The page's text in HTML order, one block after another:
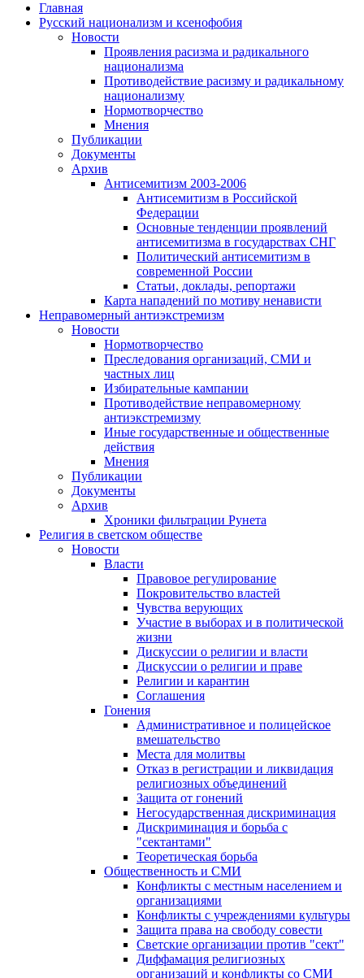
Главная
Русский национализм и ксенофобия
Новости
Проявления расизма и радикального
национализма
Противодействие расизму и радикальному
национализму
Нормотворчество
Мнения
Публикации
Документы
Архив
Антисемитизм 2003-2006
Антисемитизм в Российской
Федерации
Основные тенденции проявлений
антисемитизма в государствах СНГ
Политический антисемитизм в
современной России
Статьи, доклады, репортажи
Карта нападений по мотиву ненависти
Неправомерный антиэкстремизм
Новости
Нормотворчество
Преследования организаций, СМИ и
частных лиц
Избирательные кампании
Противодействие неправомерному
антиэкстремизму
Иные государственные и общественные
действия
Мнения
Публикации
Документы
Архив
Хроники фильтрации Рунета
Религия в светском обществе
Новости
Власти
Правовое регулирование
Покровительство властей
Чувства верующих
Участие в выборах и в политической
жизни
Дискуссии о религии и власти
Дискуссии о религии и праве
Религии и карантин
Соглашения
Гонения
Административное и полицейское
вмешательство
Места для молитвы
Отказ в регистрации и ликвидация
религиозных объединений
Защита от гонений
Негосударственная дискриминация
Дискриминация и борьба с
"сектантами"
Теоретическая борьба
Общественность и СМИ
Конфликты с местным населением и
организациями
Конфликты с учреждениями культуры
Защита права на свободу совести
Светские организации против "сект"
Диффамация религиозных
организаций и конфликты со СМИ